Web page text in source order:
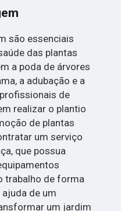
são essenciais
das plantas
a poda de árvores
a adubação e a
de
realizar o plantio
de plantas
um serviço
que possua
trabalho de forma
de um
um jardim